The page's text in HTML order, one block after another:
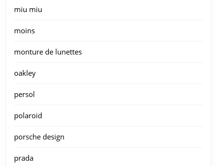
miu miu
moins
monture de lunettes
oakley
persol
polaroid
porsche design
prada